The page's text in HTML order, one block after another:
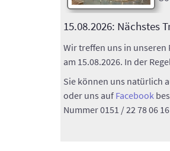
15.08.2026: Nächstes
Wir treffen uns in unseren
am 15.08.2026. In der
Sie können uns natürlich
oder uns auf Facebook
Nummer 0151 / 22 78 06